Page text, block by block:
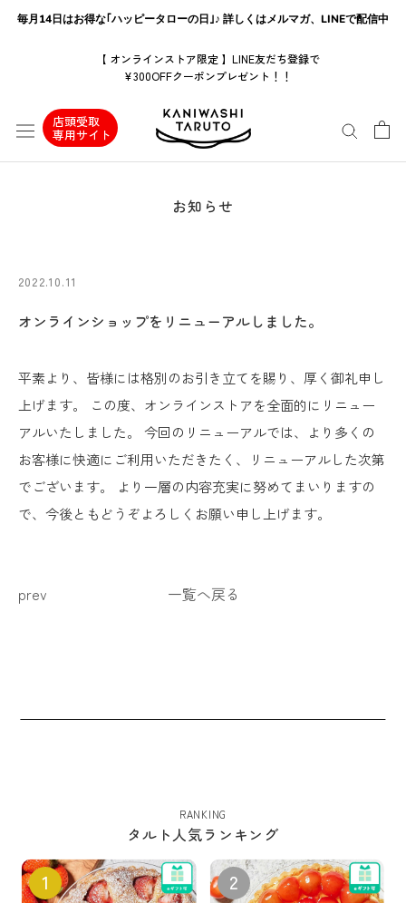
毎月14日はお得な｢ハッピータローの日｣♪ 詳しくはメルマガ、LINEで配信中
【 オンラインストア限定 】LINE友だち登録で
¥300OFFクーポンプレゼント！！
店頭受取
専用サイト
お知らせ
2022.10.11
オンラインショップをリニューアルしました。
平素より、皆様には格別のお引き立てを賜り、厚く御礼申し
上げます。 この度、オンラインストアを全面的にリニュー
アルいたしました。 今回のリニューアルでは、より多くの
お客様に快適にご利用いただきたく、リニューアルした次第
でございます。 より一層の内容充実に努めてまいりますの
で、今後ともどうぞよろしくお願い申し上げます。
prev 一覧へ戻る
RANKING
タルト人気ランキング